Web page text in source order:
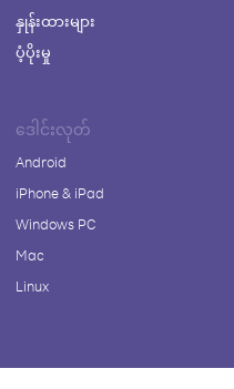
နှုန်းထားများ
ပံ့ပိုးမှု
ဒေါင်းလုတ်
Android
iPhone & iPad
Windows PC
Mac
Linux